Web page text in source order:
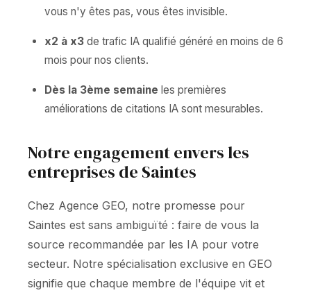
vous n'y êtes pas, vous êtes invisible.
x2 à x3 de trafic IA qualifié généré en moins de 6
mois pour nos clients.
Dès la 3ème semaine les premières
améliorations de citations IA sont mesurables.
Notre engagement envers les
entreprises de Saintes
Chez Agence GEO, notre promesse pour
Saintes est sans ambiguïté : faire de vous la
source recommandée par les IA pour votre
secteur. Notre spécialisation exclusive en GEO
signifie que chaque membre de l'équipe vit et